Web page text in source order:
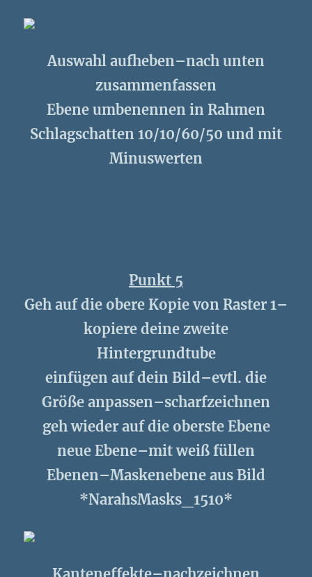
Auswahl aufheben–nach unten
zusammenfassen
Ebene umbenennen in Rahmen
Schlagschatten 10/10/60/50 und mit
Minuswerten
Punkt 5
Geh auf die obere Kopie von Raster 1–
kopiere deine zweite
Hintergrundtube
einfügen auf dein Bild–evtl. die
Größe anpassen–scharfzeichnen
geh wieder auf die oberste Ebene
neue Ebene–mit weiß füllen
Ebenen–Maskenebene aus Bild
*NarahsMasks_1510*